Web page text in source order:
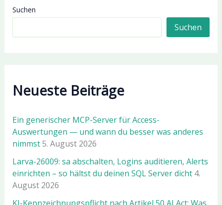
Suchen
Suchen
Neueste Beiträge
Ein generischer MCP-Server für Access-
Auswertungen — und wann du besser was anderes
nimmst5. August 2026
Larva-26009: sa abschalten, Logins auditieren, Alerts
einrichten – so hältst du deinen SQL Server dicht 4.
August 2026